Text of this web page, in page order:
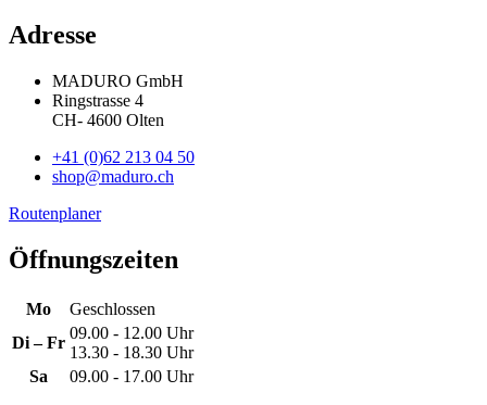
Adresse
MADURO GmbH
Ringstrasse 4
CH- 4600 Olten
+41 (0)62 213 04 50
shop@maduro.ch
Routenplaner
Öffnungszeiten
Mo
Geschlossen
Di – Fr
09.00 - 12.00 Uhr
13.30 - 18.30 Uhr
Sa
09.00 - 17.00 Uhr